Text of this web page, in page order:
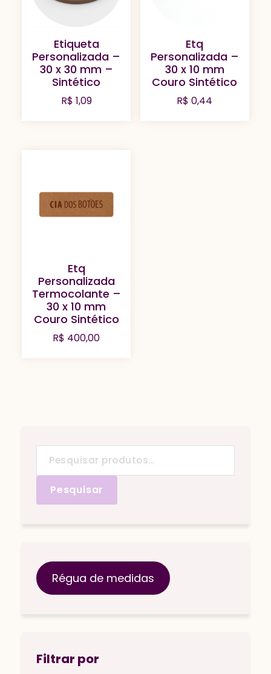
Etiqueta
Personalizada –
30 x 30 mm –
Sintético
R$ 1,09
Etq
Personalizada –
30 x 10 mm
Couro Sintético
R$ 0,44
Etq
Personalizada
Termocolante –
30 x 10 mm
Couro Sintético
R$ 400,00
por:
Pesquisar
Régua de medidas
Filtrar por